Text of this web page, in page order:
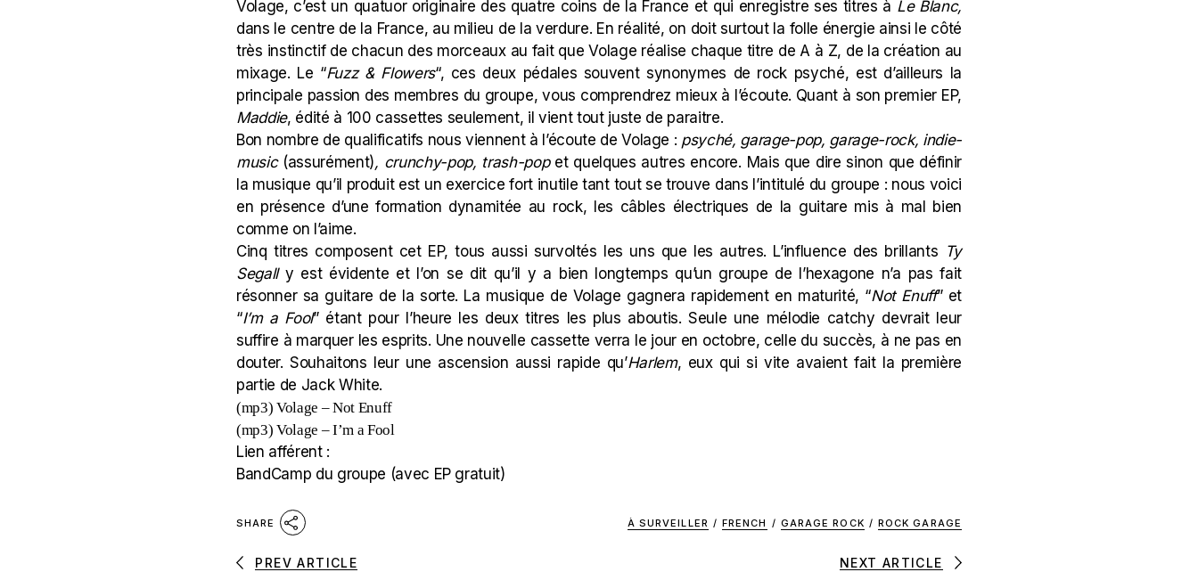
Volage, c’est un quatuor originaire des quatre coins de la France et qui enregistre ses titres à Le Blanc,
dans le centre de la France, au milieu de la verdure. En réalité, on doit surtout la folle énergie ainsi le côté
très instinctif de chacun des morceaux au fait que Volage réalise chaque titre de A à Z, de la création au
mixage. Le “Fuzz & Flowers“, ces deux pédales souvent synonymes de rock psyché, est d’ailleurs la
principale passion des membres du groupe, vous comprendrez mieux à l’écoute. Quant à son premier EP,
Maddie, édité à 100 cassettes seulement, il vient tout juste de paraitre.
Bon nombre de qualificatifs nous viennent à l’écoute de Volage : psyché, garage-pop, garage-rock, indie-
music (assurément), crunchy-pop, trash-pop et quelques autres encore. Mais que dire sinon que définir
la musique qu’il produit est un exercice fort inutile tant tout se trouve dans l’intitulé du groupe : nous voici
en présence d’une formation dynamitée au rock, les câbles électriques de la guitare mis à mal bien
comme on l’aime.
Cinq titres composent cet EP, tous aussi survoltés les uns que les autres. L’influence des brillants Ty
Segally est évidente et l’on se dit qu’il y a bien longtemps qu’un groupe de l’hexagone n’a pas fait
résonner sa guitare de la sorte. La musique de Volage gagnera rapidement en maturité, “Not Enuff” et
“I’m a Fool” étant pour l’heure les deux titres les plus aboutis. Seule une mélodie catchy devrait leur
suffire à marquer les esprits. Une nouvelle cassette verra le jour en octobre, celle du succès, à ne pas en
douter. Souhaitons leur une ascension aussi rapide qu’Harlem, eux qui si vite avaient fait la première
partie de Jack White.
(mp3) Volage – Not Enuff
(mp3) Volage – I’m a Fool
Lien afférent :
BandCamp du groupe (avec EP gratuit)
SHARE À SURVEILLER / FRENCH / GARAGE ROCK / ROCK GARAGE
PREV ARTICLE NEXT ARTICLE